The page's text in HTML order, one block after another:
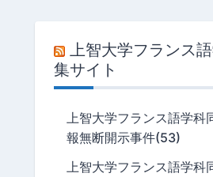
上智大学フランス
集サイト
上智大学フランス語学
報無断開示事件(53)
上智大学フランス語学